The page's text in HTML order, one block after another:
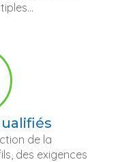
de la
des exigences